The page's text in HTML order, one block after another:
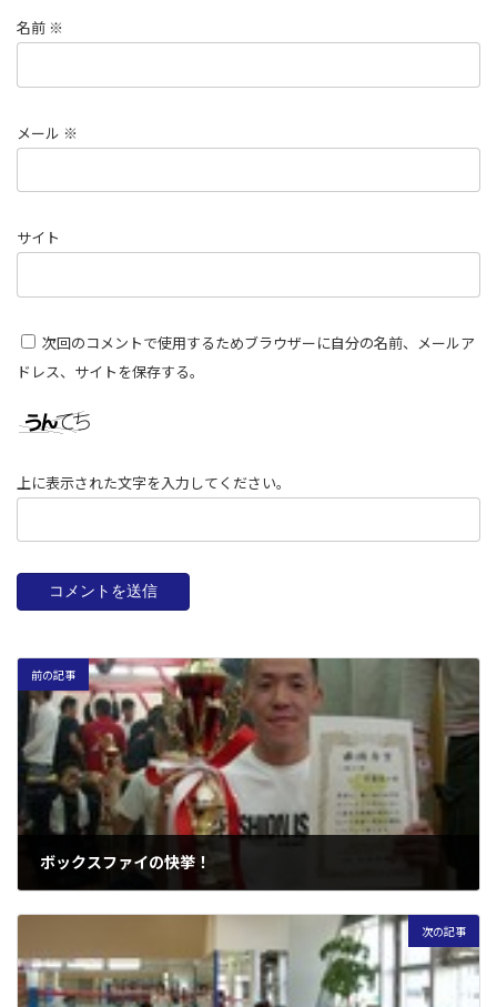
名前 ※
メール ※
サイト
次回のコメントで使用するためブラウザーに自分の名前、メールア
ドレス、サイトを保存する。
上に表示された文字を入力してください。
前の記事
ボックスファイの快挙！
次の記事